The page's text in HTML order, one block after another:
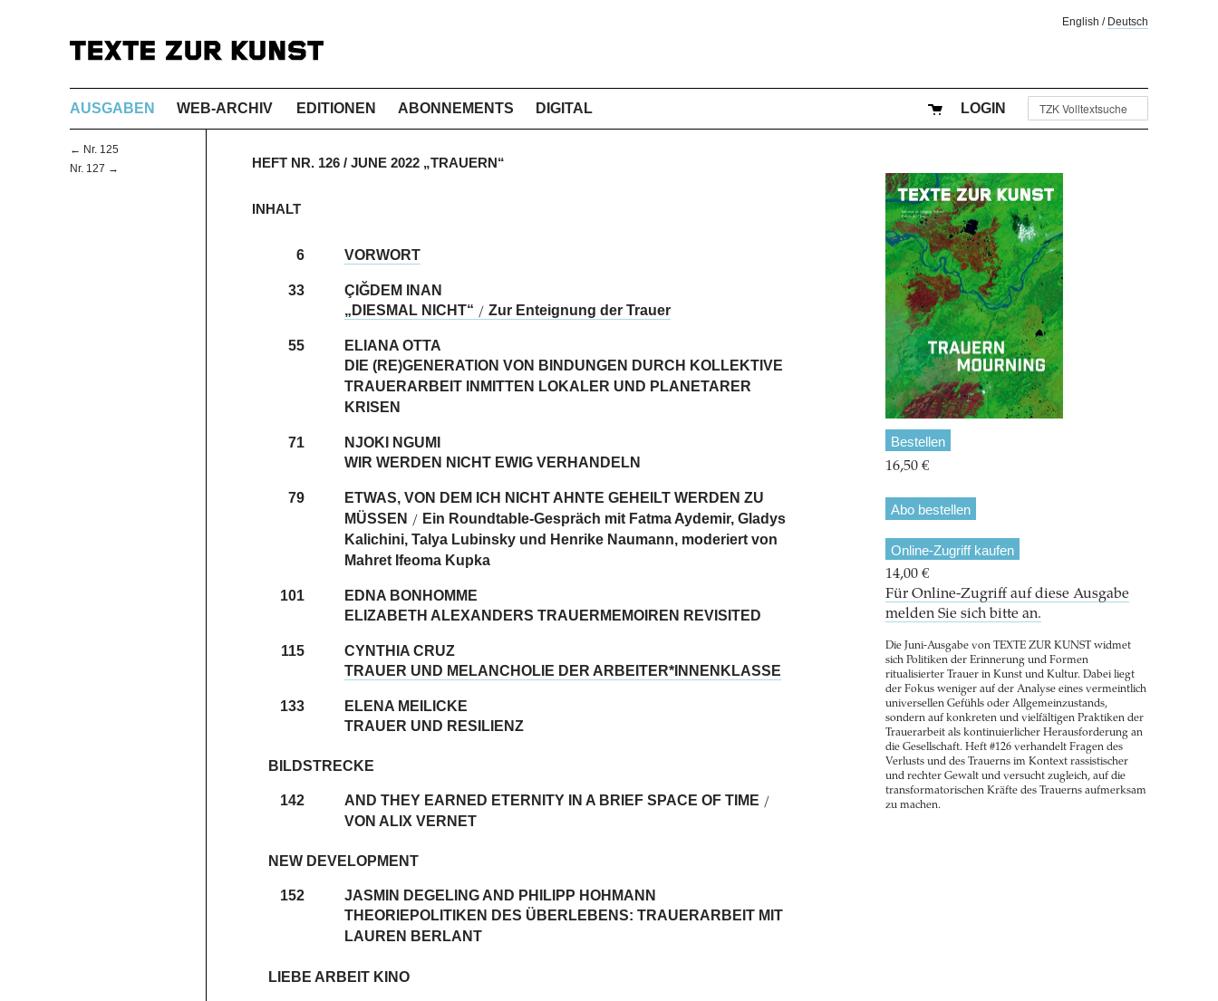
English / Deutsch
AUSGABEN WEB-ARCHIV EDITIONEN ABONNEMENTS DIGITAL LOGIN
← Nr. 125
Nr. 127 →
HEFT NR. 126 / JUNE 2022 „TRAUERN“
INHALT
6 VORWORT
33
ÇIĞDEM INAN
„DIESMAL NICHT“ / Zur Enteignung der Trauer
55
ELIANA OTTA
DIE (RE)GENERATION VON BINDUNGEN DURCH KOLLEKTIVE
TRAUERARBEIT INMITTEN LOKALER UND PLANETARER
KRISEN
71
NJOKI NGUMI
WIR WERDEN NICHT EWIG VERHANDELN
79
ETWAS, VON DEM ICH NICHT AHNTE GEHEILT WERDEN ZU
MÜSSEN / Ein Roundtable-Gespräch mit Fatma Aydemir, Gladys
Kalichini, Talya Lubinsky und Henrike Naumann, moderiert von
Mahret Ifeoma Kupka
101
EDNA ­BONHOMME
ELIZABETH ALEXANDERS TRAUERMEMOIREN REVISITED
115
CYNTHIA CRUZ
TRAUER UND MELANCHOLIE DER ARBEITER*INNENKLASSE
133
ELENA MEILICKE
TRAUER UND RESILIENZ
BILDSTRECKE
142 AND THEY EARNED ETERNITY IN A BRIEF SPACE OF TIME /
VON ALIX VERNET
NEW DEVELOPMENT
152
JASMIN DEGELING AND PHILIPP HOHMANN
THEORIEPOLITIKEN DES ÜBERLEBENS: TRAUERARBEIT MIT
LAUREN BERLANT
LIEBE ARBEIT KINO
Bestellen
16,50 €
Abo bestellen
Online-Zugriff kaufen
14,00 €
Für Online-Zugriff auf diese Ausgabe
melden Sie sich bitte an.
Die Juni-Ausgabe von TEXTE ZUR KUNST widmet
sich Politiken der Erinnerung und Formen
ritualisierter Trauer in Kunst und Kultur. Dabei liegt
der Fokus weniger auf der Analyse eines vermeintlich
universellen Gefühls oder Allgemeinzustands,
sondern auf konkreten und vielfältigen Praktiken der
Trauerarbeit als kontinuierlicher Herausforderung an
die Gesellschaft. Heft #126 verhandelt Fragen des
Verlusts und des Trauerns im Kontext rassistischer
und rechter Gewalt und versucht zugleich, auf die
transformatorischen Kräfte des Trauerns aufmerksam
zu machen.